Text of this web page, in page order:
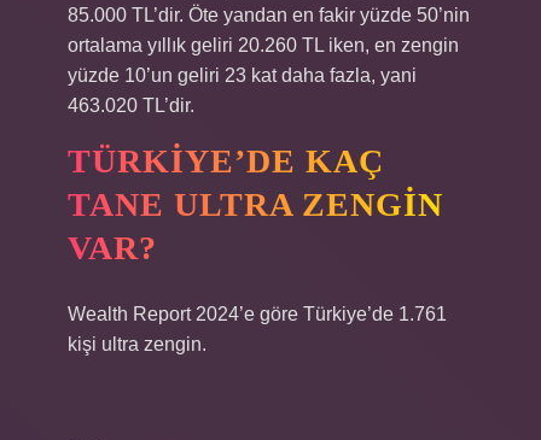
85.000 TL’dir. Öte yandan en fakir yüzde 50’nin
ortalama yıllık geliri 20.260 TL iken, en zengin
yüzde 10’un geliri 23 kat daha fazla, yani
463.020 TL’dir.
TÜRKIYE’DE KAÇ
TANE ULTRA ZENGIN
VAR?
Wealth Report 2024’e göre Türkiye’de 1.761
kişi ultra zengin.